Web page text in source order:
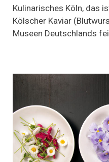
Kulinarisches Köln, das
Kölscher Kaviar
Museen Deutschlands